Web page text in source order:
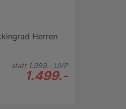
Herren
statt 1.999.-UVP
1.499.-